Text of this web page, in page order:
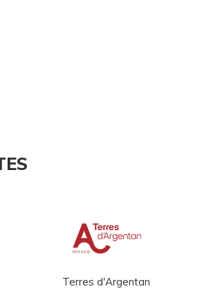
Terres d'Argentan